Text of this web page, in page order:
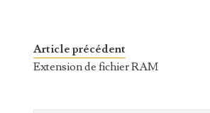
Article précédent
Extension de fichier RAM